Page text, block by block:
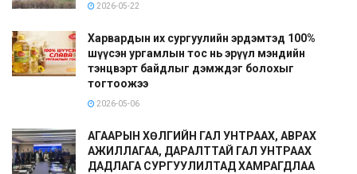
2026-05-22
Харвардын их сургуулийн эрдэмтэд 100%
шүүсэн ургамлын тос нь эрүүл мэндийн
тэнцвэрт байдлыг дэмждэг болохыг
тогтоожээ
2026-05-06
АГААРЫН ХӨЛГИЙН ГАЛ УНТРААХ, АВРАХ
АЖИЛЛАГАА, ДАРАЛТТАЙ ГАЛ УНТРААХ
ДАДЛАГА СУРГУУЛИЛТАД ХАМРАГДЛАА